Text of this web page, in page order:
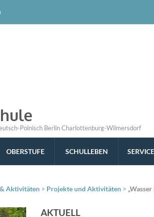
Polnisch Berlin Charlottenburg-Wilmersdorf
OBERSTUFE SCHULLEBEN SERVICE
Aktivitäten > Projekte und Aktivitäten >
AKTUELL